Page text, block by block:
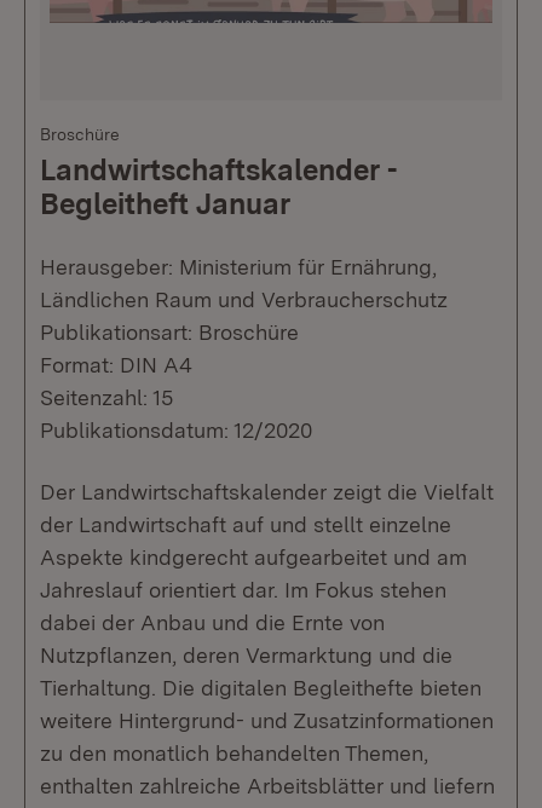
Broschüre
Landwirtschaftskalender -
Begleitheft Januar
Herausgeber: Ministerium für Ernährung,
Ländlichen Raum und Verbraucherschutz
Publikationsart: Broschüre
Format: DIN A4
Seitenzahl: 15
Publikationsdatum: 12/2020
Der Landwirtschaftskalender zeigt die Vielfalt
der Landwirtschaft auf und stellt einzelne
Aspekte kindgerecht aufgearbeitet und am
Jahreslauf orientiert dar. Im Fokus stehen
dabei der Anbau und die Ernte von
Nutzpflanzen, deren Vermarktung und die
Tierhaltung. Die digitalen Begleithefte bieten
weitere Hintergrund- und Zusatzinformationen
zu den monatlich behandelten Themen,
enthalten zahlreiche Arbeitsblätter und liefern